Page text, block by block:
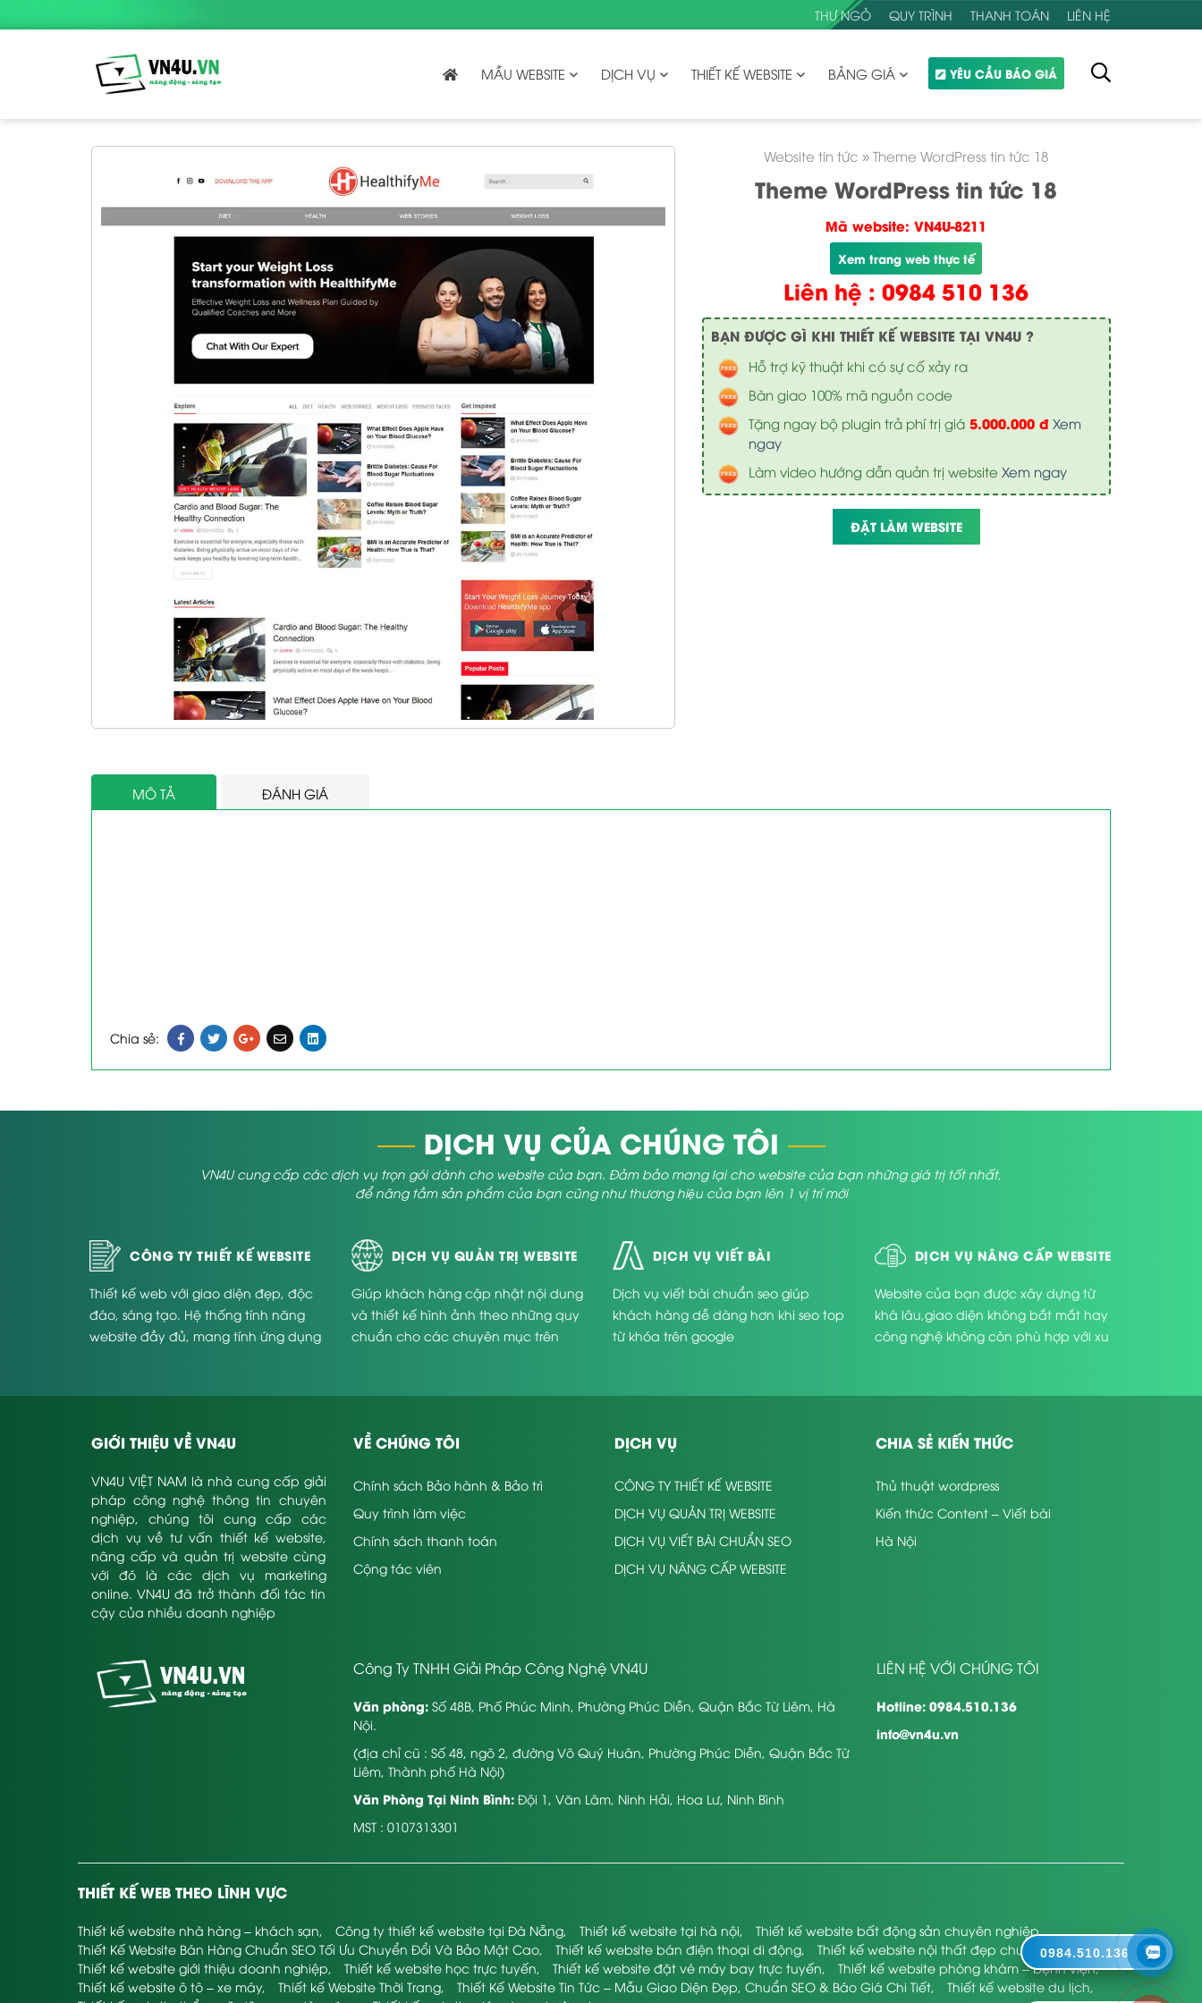
THƯ NGỎ QUY TRÌNH THANH TOÁN LIÊN HỆ
MẪU WEBSITE DỊCH VỤ THIẾT KẾ WEBSITE BẢNG GIÁ YÊU CẦU BÁO GIÁ
Website tin tức »Theme WordPress tin tức 18
Theme WordPress tin tức 18
Mã website: VN4U-8211
Xem trang web thực tế
Liên hệ : 0984 510 136
BẠN ĐƯỢC GÌ KHI THIẾT KẾ WEBSITE TẠI VN4U ?
Hỗ trợ kỹ thuật khi có sự cố xảy ra
Bàn giao 100% mã nguồn code
Tặng ngay bộ plugin trả phí trị giá5.000.000 đ Xem
ngay
Làm video hướng dẫn quản trị website Xem ngay
ĐẶT LÀM WEBSITE
MÔ TẢ ĐÁNH GIÁ
Chia sẻ:
DỊCH VỤ CỦA CHÚNG TÔI
VN4U cung cấp các dịch vụ trọn gói dành cho website của bạn. Đảm bảo mang lại cho website của bạn những giá trị tốt nhất,
để nâng tầm sản phẩm của bạn cũng như thương hiệu của bạn lên 1 vị trí mới
CÔNG TY THIẾT KẾ WEBSITE
Thiết kế web với giao diện đẹp, độc
đáo, sáng tạo. Hệ thống tính năng
website đầy đủ, mang tính ứng dụng
DỊCH VỤ QUẢN TRỊ WEBSITE
Giúp khách hàng cập nhật nội dung
và thiết kế hình ảnh theo những quy
chuẩn cho các chuyên mục trên
DỊCH VỤ VIẾT BÀI
Dịch vụ viết bài chuẩn seo giúp
khách hàng dễ dàng hơn khi seo top
từ khóa trên google
DỊCH VỤ NÂNG CẤP WEBSITE
Website của bạn được xây dựng từ
khá lâu,giao diện không bắt mắt hay
công nghệ không còn phù hợp với xu
GIỚI THIỆU VỀ VN4U
VN4U VIỆT NAM là nhà cung cấp giải
pháp công nghệ thông tin chuyên
nghiệp, chúng tôi cung cấp các
dịch vụ về tư vấn thiết kế website,
nâng cấp và quản trị website cùng
với đó là các dịch vụ marketing
online. VN4U đã trở thành đối tác tin
cậy của nhiều doanh nghiệp
VỀ CHÚNG TÔI
Chính sách Bảo hành & Bảo trì
Quy trình làm việc
Chính sách thanh toán
Cộng tác viên
DỊCH VỤ
CÔNG TY THIẾT KẾ WEBSITE
DỊCH VỤ QUẢN TRỊ WEBSITE
DỊCH VỤ VIẾT BÀI CHUẨN SEO
DỊCH VỤ NÂNG CẤP WEBSITE
CHIA SẺ KIẾN THỨC
Thủ thuật wordpress
Kiến thức Content – Viết bài
Hà Nội
Công Ty TNHH Giải Pháp Công Nghệ VN4U
Văn phòng:Số 48B, Phố Phúc Minh, Phường Phúc Diễn, Quận Bắc Từ Liêm, Hà
Nội.
(địa chỉ cũ : Số 48, ngõ 2, đường Võ Quý Huân, Phường Phúc Diễn, Quận Bắc Từ
Liêm, Thành phố Hà Nội)
Văn Phòng Tại Ninh Bình:Đội 1, Văn Lâm, Ninh Hải, Hoa Lư, Ninh Bình
MST : 0107313301
LIÊN HỆ VỚI CHÚNG TÔI
Hotline: 0984.510.136
info@vn4u.vn
THIẾT KẾ WEB THEO LĨNH VỰC
Thiết kế website nhà hàng – khách sạn, Công ty thiết kế website tại Đà Nẵng, Thiết kế website tại hà nội, Thiết kế website bất động sản chuyên nghiệp,
Thiết Kế Website Bán Hàng Chuẩn SEO Tối Ưu Chuyển Đổi Và Bảo Mật Cao, Thiết kế website bán điện thoại di động, Thiết kế website nội thất đẹp chuyên nghiệp,
Thiết kế website giới thiệu doanh nghiệp, Thiết kế website học trực tuyến, Thiết kế website đặt vé máy bay trực tuyến, Thiết kế website phòng khám – bệnh viện,
Thiết kế website ô tô – xe máy, Thiết kế Website Thời Trang, Thiết Kế Website Tin Tức – Mẫu Giao Diện Đẹp, Chuẩn SEO & Báo Giá Chi Tiết, Thiết kế website du lịch,
0984.510.136